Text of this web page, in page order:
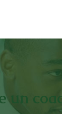
un